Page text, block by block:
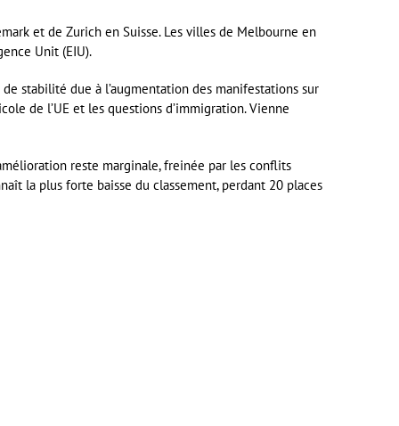
et de Zurich en Suisse. Les villes de Melbourne en
Unit (EIU).
stabilité due à l’augmentation des manifestations sur
de l’UE et les questions d’immigration. Vienne
reste marginale, freinée par les conflits
la plus forte baisse du classement, perdant 20 places